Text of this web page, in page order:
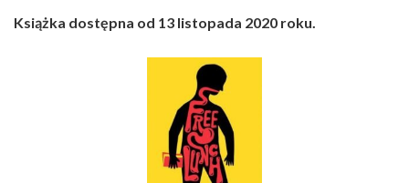
Książka dostępna od 13 listopada 2020 roku.